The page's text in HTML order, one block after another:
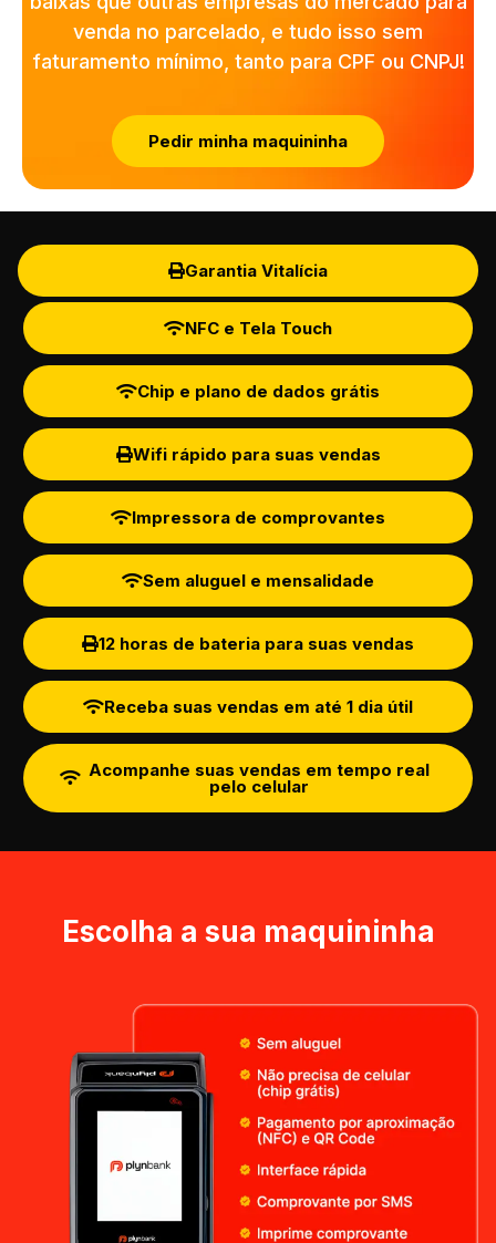
venda no parcelado, e tudo isso sem
faturamento mínimo, tanto para CPF ou CNPJ!
Pedir minha maquininha
Garantia Vitalícia
NFC e Tela Touch
Chip e plano de dados grátis
Wifi rápido para suas vendas
Impressora de comprovantes
Sem aluguel e mensalidade
12 horas de bateria para suas vendas
Receba suas vendas em até 1 dia útil
Acompanhe suas vendas em tempo real
pelo celular
Escolha a sua maquininha